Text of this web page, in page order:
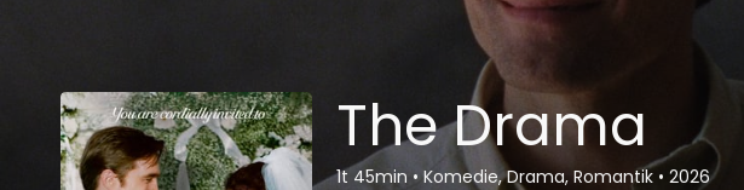
The Drama
1t 45min • Komedie, Drama, Romantik • 2026